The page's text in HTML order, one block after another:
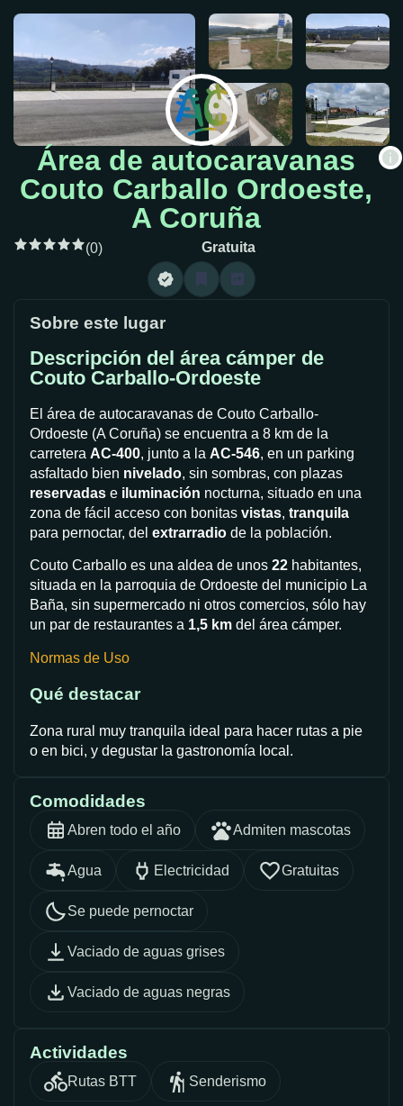
Área de autocaravanas
Couto Carballo Ordoeste,
A Coruña
(0) Gratuita
Sobre este lugar
Descripción del área cámper de
Couto Carballo-Ordoeste
El área de autocaravanas de Couto Carballo-
Ordoeste (A Coruña) se encuentra a 8 km de la
carretera AC-400, junto a la AC-546, en un parking
asfaltado bien nivelado, sin sombras, con plazas
reservadas e iluminación nocturna, situado en una
zona de fácil acceso con bonitas vistas, tranquila
para pernoctar, del extrarradio de la población.
Couto Carballo es una aldea de unos 22 habitantes,
situada en la parroquia de Ordoeste del municipio La
Baña, sin supermercado ni otros comercios, sólo hay
un par de restaurantes a 1,5 km del área cámper.
Normas de Uso
Qué destacar
Zona rural muy tranquila ideal para hacer rutas a pie
o en bici, y degustar la gastronomía local.
Comodidades
Abren todo el año Admiten mascotas
Agua Electricidad Gratuitas
Se puede pernoctar
Vaciado de aguas grises
Vaciado de aguas negras
Actividades
Rutas BTT Senderismo